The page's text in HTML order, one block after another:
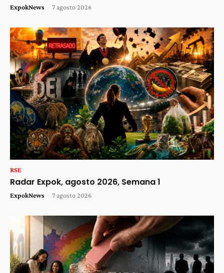
ExpokNews - 7 agosto 2026
RSE
Radar Expok, agosto 2026, Semana 1
ExpokNews - 7 agosto 2026